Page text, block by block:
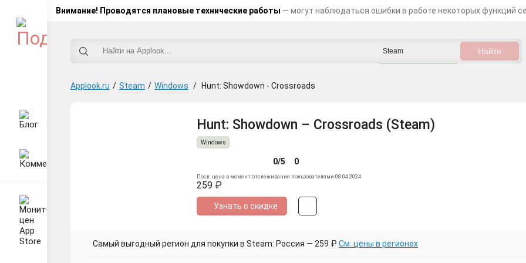
Внимание! Проводятся плановые технические работы — могут наблюдаться ошибки в работе некоторых функций
Applook.ru / Steam / Windows / Hunt: Showdown - Crossroads
Hunt: Showdown – Crossroads (Steam)
Windows
0/5 0
Посл. цена в момент отслеживания пользователями 08.04.2024
259 ₽
Узнать о скидке
Самый выгодный регион для покупки в Steam: Россия — 259 ₽ См. цены в регионах